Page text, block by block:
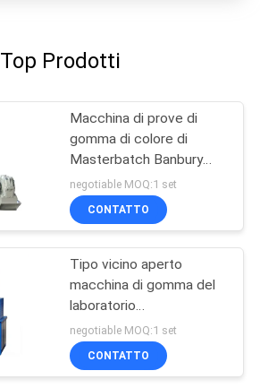
Top Prodotti
Macchina di prove di
gomma di colore di
Masterbatch Banbury
dell'impastatore di
plastica del miscelatore
negotiable MOQ:1 set
CONTATTO
Tipo vicino aperto
macchina di gomma del
laboratorio
dell'impastatore del
miscelatore della
dispersione della plastica
negotiable MOQ:1 set
CONTATTO